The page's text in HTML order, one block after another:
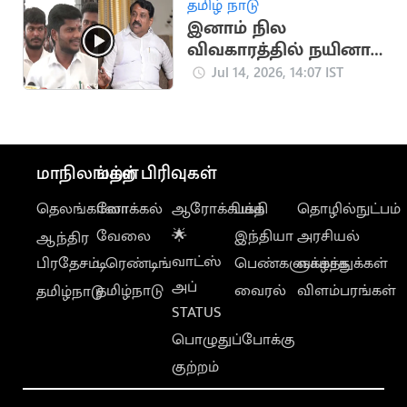
முதல்வர்
இனாம் நில
விவகாரத்தில் நயினார்
நாகேந்திரன் ரீல்
Jul 14, 2026, 14:07 IST
மாநிலங்கள்
தெலங்கானா
ஆந்திர
பிரதேசம்
தமிழ்நாடு
மற்ற பிரிவுகள்
லோக்கல்
வேலை
டிரெண்டிங்
தமிழ்நாடு
ஆரோக்கியம்
🌟
வாட்ஸ்
அப்
STATUS
பொழுதுப்போக்கு
குற்றம்
பக்தி
இந்தியா
பெண்களுக்காக
வைரல்
தொழில்நுட்பம்
அரசியல்
வாழ்த்துக்கள்
விளம்பரங்கள்